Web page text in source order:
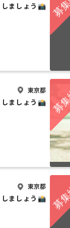
ましょう📸
東京都
ましょう📸
東京都
ましょう📸